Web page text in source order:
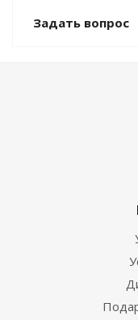
Задать вопрос